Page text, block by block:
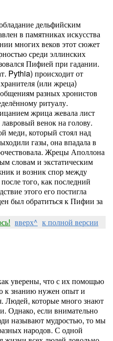
дельфийским
в памятниках искусства
многих веков этот сюжет
среди эллинских
Пифией при гадании.
Pythia) происходит от
(или жреца)
разных хронистов
ритуалу.
жрица жевала лист
лавровый венок на голову.
меди, который стоял над
газы, она впадала в
Жрецы Аполлона
словам и экстатическим
и возник спор между
того, как последний
этого его постигла
был обратиться к Пифии за
вверх^ к полной версии
уверены, что с их помощью
к знанию нужен опыт и
Людей, которые много знают
Однако, если внимательно
называют мудростью, то мы
народов. С одной